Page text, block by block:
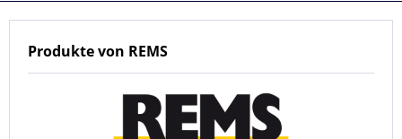
Produkte von REMS